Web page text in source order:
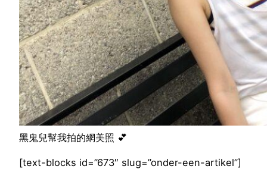
黑鬼兒幫我拍的網美照 💕
[text-blocks id=”673″ slug=”onder-een-artikel”]